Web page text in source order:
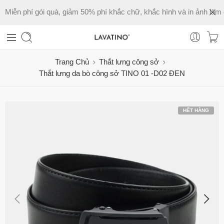
Miễn phí gói quà, giảm 50% phí khắc chữ, khắc hình và in ảnh làm
Trang Chủ
Thắt lưng công sở
Thắt lưng da bò công sở TINO 01 -D02 ĐEN
HẾT HÀNG